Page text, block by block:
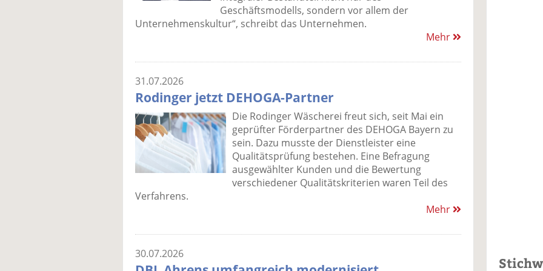
Geschäftsmodells, sondern vor allem der
Unternehmenskultur“, schreibt das Unternehmen.
Mehr
31.07.2026
Rodinger jetzt DEHOGA-Partner
Die Rodinger Wäscherei freut sich, seit Mai ein
geprüfter Förderpartner des DEHOGA Bayern zu
sein. Dazu musste der Dienstleister eine
Qualitätsprüfung bestehen. Eine Befragung
ausgewählter Kunden und die Bewertung
verschiedener Qualitätskriterien waren Teil des
Verfahrens.
Mehr
30.07.2026